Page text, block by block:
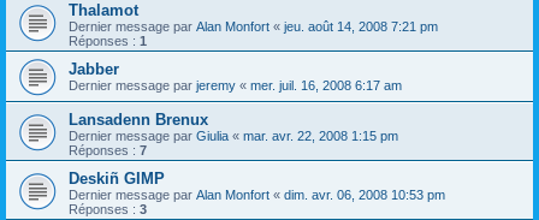
Thalamot
Dernier message par Alan Monfort « jeu. août 14, 2008 7:21 pm
Réponses : 1
Jabber
Dernier message par jeremy « mer. juil. 16, 2008 6:17 am
Lansadenn Brenux
Dernier message par Giulia « mar. avr. 22, 2008 1:15 pm
Réponses : 7
Deskiñ GIMP
Dernier message par Alan Monfort « dim. avr. 06, 2008 10:53 pm
Réponses : 3